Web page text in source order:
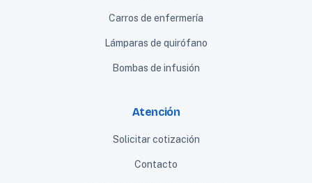
Carros de enfermería
Lámparas de quirófano
Bombas de infusión
Atención
Solicitar cotización
Contacto